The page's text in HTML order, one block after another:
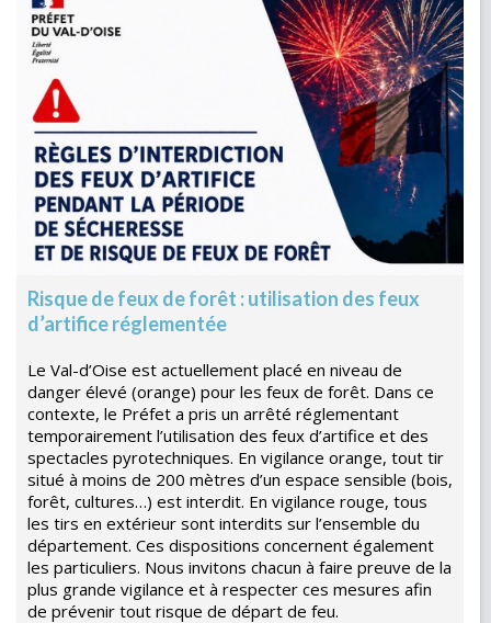
Risque de feux de forêt : utilisation des feux
d’artifice réglementée
Le Val-d’Oise est actuellement placé en niveau de
danger élevé (orange) pour les feux de forêt. Dans ce
contexte, le Préfet a pris un arrêté réglementant
temporairement l’utilisation des feux d’artifice et des
spectacles pyrotechniques. En vigilance orange, tout tir
situé à moins de 200 mètres d’un espace sensible (bois,
forêt, cultures…) est interdit. En vigilance rouge, tous
les tirs en extérieur sont interdits sur l’ensemble du
département. Ces dispositions concernent également
les particuliers. Nous invitons chacun à faire preuve de la
plus grande vigilance et à respecter ces mesures afin
de prévenir tout risque de départ de feu.